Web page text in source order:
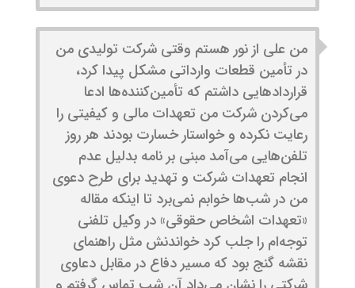
من علی از نور هستم وقتی شرکت تولیدی من
در تأمین قطعات وارداتی مشکل پیدا کرد،
قراردادهایی داشتم که تأمین‌کننده‌ها ادعا
می‌کردن شرکت من تعهدات مالی و کیفیتی را
رعایت نکرده و خواستار خسارت بودند هر روز
تلفن‌هایی می‌آمد مبنی بر نامه بدلیل عدم
انجام تعهدات شرکت و تهدید برای طرح دعوی
من در شب‌ها خوابم نمی‌برد تا اینکه مقاله
«تعهدات اشخاص حقوقی» در وکیل تلفنی
توجه‌ام را جلب کرد خواندنش مثل راهنمای
نقشه گنج بود که مسیر دفاع در مقابل دعاوی